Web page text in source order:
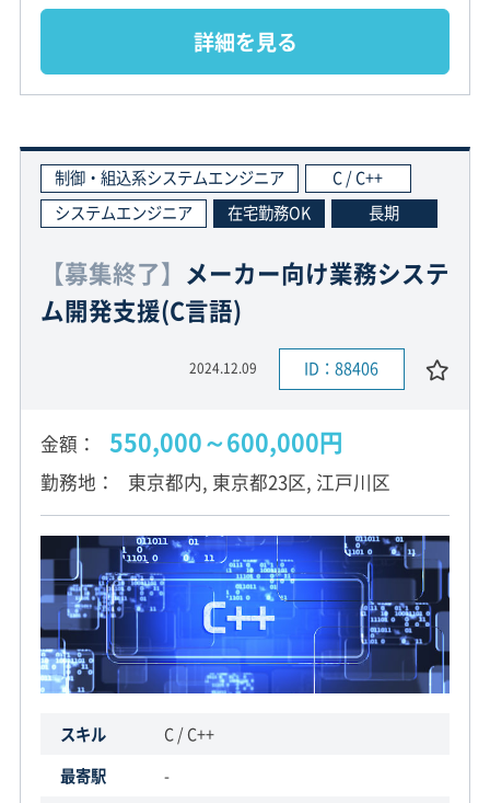
詳細を見る
制御・組込系システムエンジニア
C / C++
システムエンジニア
在宅勤務OK 長期
【募集終了】 メーカー向け業務システ
ム開発支援(C言語)
2024.12.09 ID：88406
金額 550,000～600,000円
勤務地 東京都内, 東京都23区, 江戸川区
スキル
C / C++
最寄駅
-